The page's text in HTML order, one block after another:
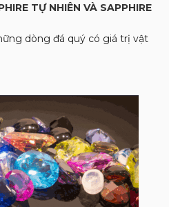
TỰ NHIÊN VÀ SAPPHIRE
dòng đá quý có giá trị vật